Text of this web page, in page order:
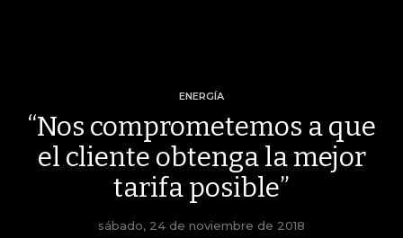
ENERGÍA
“Nos comprometemos a que
el cliente obtenga la mejor
tarifa posible”
sábado, 24 de noviembre de 2018